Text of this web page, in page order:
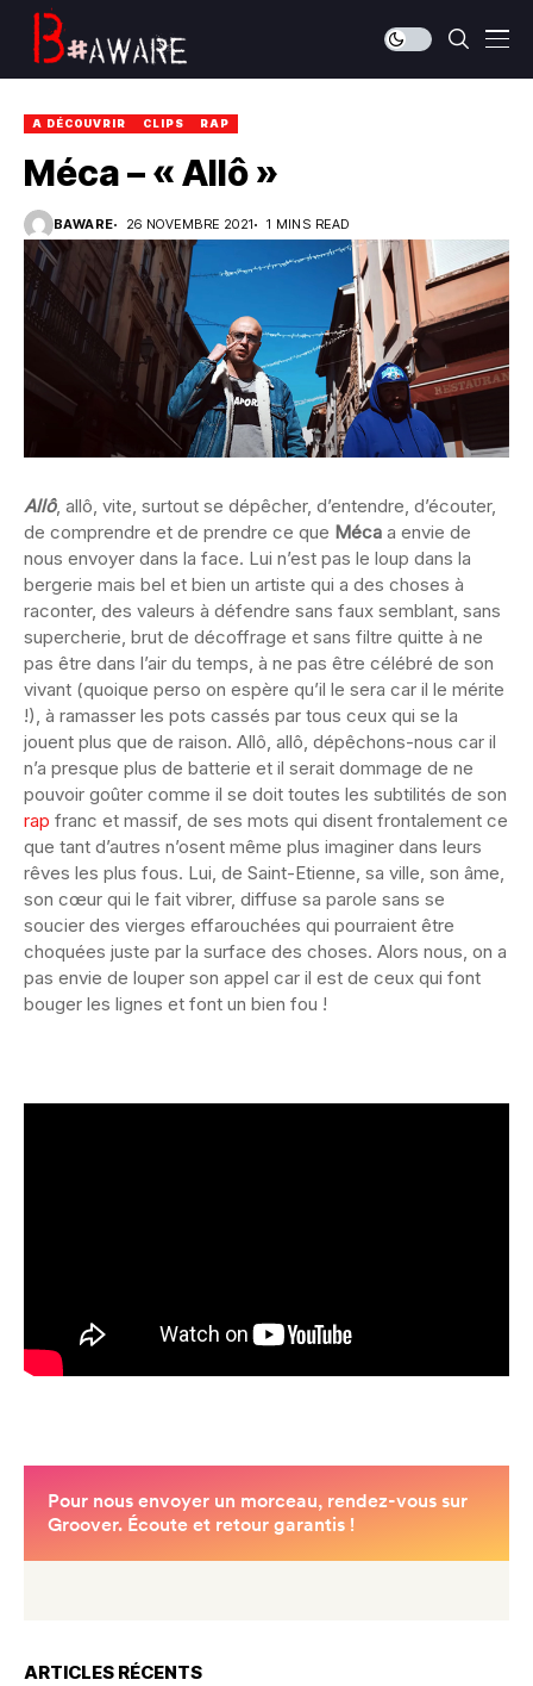
A DÉCOUVRIR CLIPS RAP
Méca – « Allô »
BAWARE 26 NOVEMBRE 2021 1 MINS READ
Allô, allô, vite, surtout se dépêcher, d’entendre, d’écouter,
de comprendre et de prendre ce que Méca a envie de
nous envoyer dans la face. Lui n’est pas le loup dans la
bergerie mais bel et bien un artiste qui a des choses à
raconter, des valeurs à défendre sans faux semblant, sans
supercherie, brut de décoffrage et sans filtre quitte à ne
pas être dans l’air du temps, à ne pas être célébré de son
vivant (quoique perso on espère qu’il le sera car il le mérite
!), à ramasser les pots cassés par tous ceux qui se la
jouent plus que de raison. Allô, allô, dépêchons-nous car il
n’a presque plus de batterie et il serait dommage de ne
pouvoir goûter comme il se doit toutes les subtilités de son
rap franc et massif, de ses mots qui disent frontalement ce
que tant d’autres n’osent même plus imaginer dans leurs
rêves les plus fous. Lui, de Saint-Etienne, sa ville, son âme,
son cœur qui le fait vibrer, diffuse sa parole sans se
soucier des vierges effarouchées qui pourraient être
choquées juste par la surface des choses. Alors nous, on a
pas envie de louper son appel car il est de ceux qui font
bouger les lignes et font un bien fou !
ARTICLES RÉCENTS